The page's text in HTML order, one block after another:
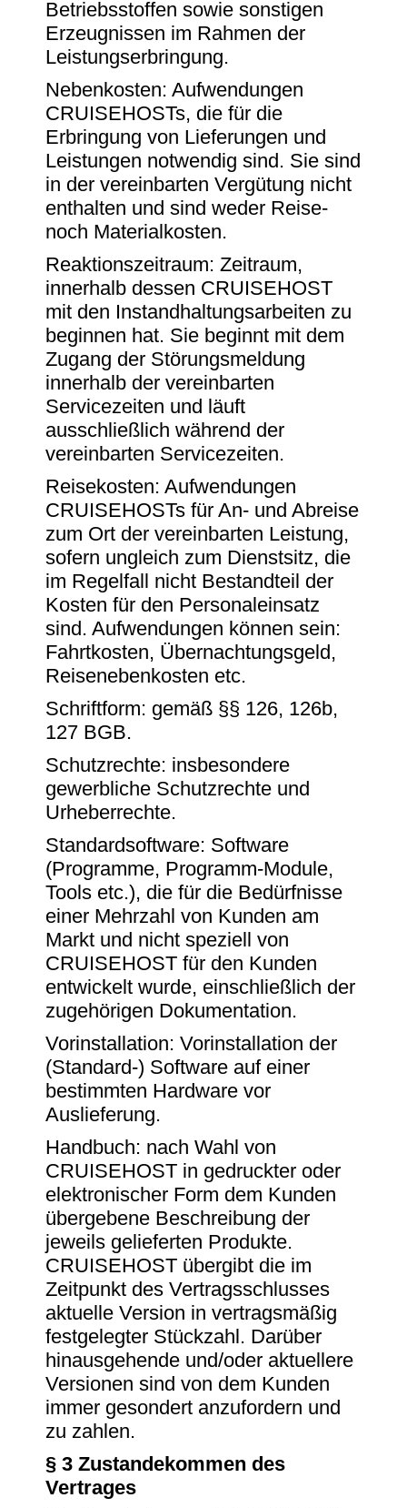
Betriebsstoffen sowie sonstigen
Erzeugnissen im Rahmen der
Leistungserbringung.
Nebenkosten: Aufwendungen
CRUISEHOSTs, die für die
Erbringung von Lieferungen und
Leistungen notwendig sind. Sie sind
in der vereinbarten Vergütung nicht
enthalten und sind weder Reise-
noch Materialkosten.
Reaktionszeitraum: Zeitraum,
innerhalb dessen CRUISEHOST
mit den Instandhaltungsarbeiten zu
beginnen hat. Sie beginnt mit dem
Zugang der Störungsmeldung
innerhalb der vereinbarten
Servicezeiten und läuft
ausschließlich während der
vereinbarten Servicezeiten.
Reisekosten: Aufwendungen
CRUISEHOSTs für An- und Abreise
zum Ort der vereinbarten Leistung,
sofern ungleich zum Dienstsitz, die
im Regelfall nicht Bestandteil der
Kosten für den Personaleinsatz
sind. Aufwendungen können sein:
Fahrtkosten, Übernachtungsgeld,
Reisenebenkosten etc.
Schriftform: gemäß §§ 126, 126b,
127 BGB.
Schutzrechte: insbesondere
gewerbliche Schutzrechte und
Urheberrechte.
Standardsoftware: Software
(Programme, Programm-Module,
Tools etc.), die für die Bedürfnisse
einer Mehrzahl von Kunden am
Markt und nicht speziell von
CRUISEHOST für den Kunden
entwickelt wurde, einschließlich der
zugehörigen Dokumentation.
Vorinstallation: Vorinstallation der
(Standard-) Software auf einer
bestimmten Hardware vor
Auslieferung.
Handbuch: nach Wahl von
CRUISEHOST in gedruckter oder
elektronischer Form dem Kunden
übergebene Beschreibung der
jeweils gelieferten Produkte.
CRUISEHOST übergibt die im
Zeitpunkt des Vertragsschlusses
aktuelle Version in vertragsmäßig
festgelegter Stückzahl. Darüber
hinausgehende und/oder aktuellere
Versionen sind von dem Kunden
immer gesondert anzufordern und
zu zahlen.
§ 3 Zustandekommen des
Vertrages